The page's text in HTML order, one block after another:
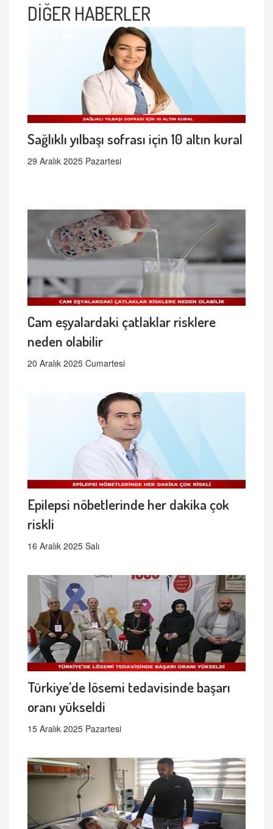
DİĞER HABERLER
Sağlıklı yılbaşı sofrası için 10 altın kural
29 Aralık 2025 Pazartesi
Cam eşyalardaki çatlaklar risklere
neden olabilir
20 Aralık 2025 Cumartesi
Epilepsi nöbetlerinde her dakika çok
riskli
16 Aralık 2025 Salı
Türkiye’de lösemi tedavisinde başarı
oranı yükseldi
15 Aralık 2025 Pazartesi